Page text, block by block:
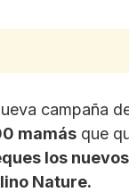
campaña
mamás que
los
Nature.